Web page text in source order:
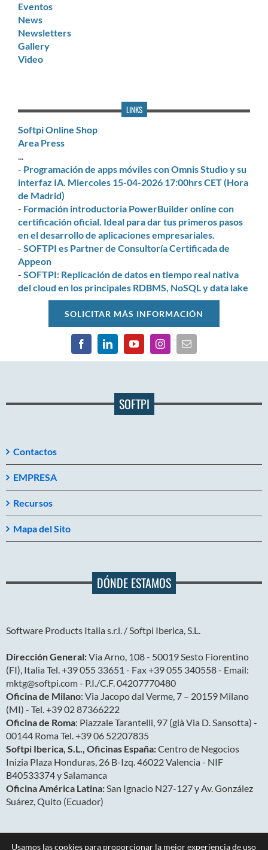
Eventos
News
Newsletters
Gallery
Video
LINKS
Softpi Online Shop
Area Press
...
- Programación de apps móviles con Omnis Studio y su
interfaz IA. Miercoles 15-04-2026 17:00hrs CET (Hora
de Madrid)
- Formación introductoria PowerBuilder online con
certificación oficial. Ideal para dar tus primeros pasos
en el desarrollo de aplicaciones empresariales.
- SOFTPI es Partner de Consultoría Certificada de
Appeon
- SOFTPI: Replicación de datos en tiempo real nativa
del cloud en los principales RDBMS, NoSQL y data lake
SOLICITAR MÁS INFORMACIÓN
SOFTPI
Contactos
EMPRESA
Recursos
Mapa del Sito
DÓNDE ESTAMOS
Software Products Italia s.r.l. / Softpi Iberica, S.L.
Dirección General:Via Arno, 108 - 50019 Sesto Fiorentino
(FI), Italia Tel. +39 055 33651 - Fax +39 055 340558 - Email:
mktg@softpi.com - P.I./C.F. 04207770480
Oficina de Milano: Via Jacopo dal Verme, 7 – 20159 Milano
(MI) - Tel. +39 02 87366222
Oficina de Roma: Piazzale Tarantelli, 97 (già Via D. Sansotta) -
00144 Roma Tel. +39 06 52207835
Softpi Iberica, S.L., Oficinas España:Centro de Negocios
Inizia Plaza Honduras, 26 B-Izq. 46022 Valencia - NIF
B40533374 y Salamanca
Oficina América Latina:San Ignacio N27-127 y Av. González
Suárez, Quito (Ecuador)
Usamos las cookies para proporcionar la mejor experiencia de uso